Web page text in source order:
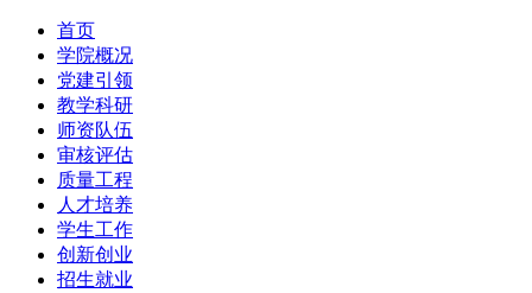
首页
学院概况
党建引领
教学科研
师资队伍
审核评估
质量工程
人才培养
学生工作
创新创业
招生就业